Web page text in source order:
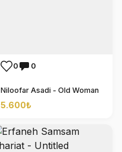
0 0
Niloofar Asadi - Old Woman
5.600₺